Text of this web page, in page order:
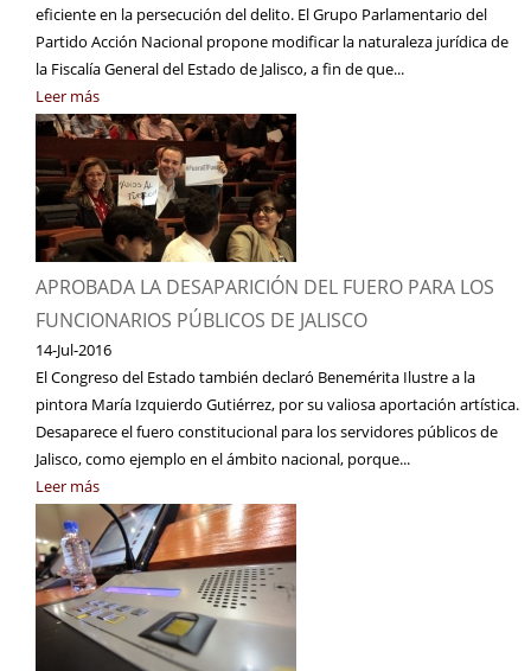
eficiente en la persecución del delito. El Grupo Parlamentario del
Partido Acción Nacional propone modificar la naturaleza jurídica de
la Fiscalía General del Estado de Jalisco, a fin de que...
Leer más
APROBADA LA DESAPARICIÓN DEL FUERO PARA LOS
FUNCIONARIOS PÚBLICOS DE JALISCO
14-Jul-2016
El Congreso del Estado también declaró Benemérita Ilustre a la
pintora María Izquierdo Gutiérrez, por su valiosa aportación artística.
Desaparece el fuero constitucional para los servidores públicos de
Jalisco, como ejemplo en el ámbito nacional, porque...
Leer más